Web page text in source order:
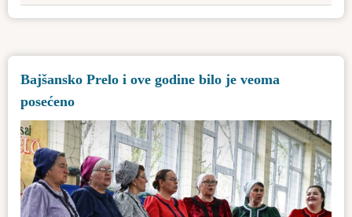
stolarija
školi
Lajoš”
Bajšansko Prelo i ove godine bilo je veoma
posećeno